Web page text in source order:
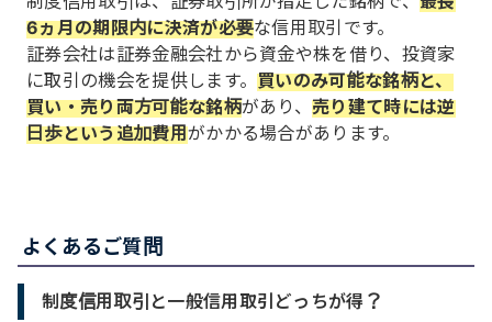
6ヵ月の期限内に決済が必要な信用取引です。
証券会社は証券金融会社から資金や株を借り、投資家
に取引の機会を提供します。買いのみ可能な銘柄と、
買い・売り両方可能な銘柄があり、売り建て時には逆
日歩という追加費用がかかる場合があります。
よくあるご質問
制度信用取引と一般信用取引どっちが得？